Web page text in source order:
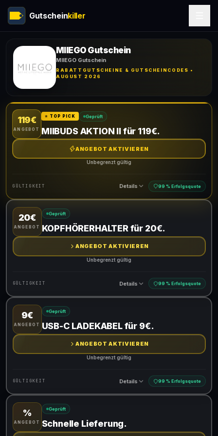
Gutscheinkiller
MIIEGO Gutschein
MIIEGO Gutschein
RABATTGUTSCHEINE & GUTSCHEINCODES •
AUGUST 2026
119€
ANGEBOT
⭐ TOP PICK Geprüft
MIIBUDS AKTION II für 119€.
ANGEBOT AKTIVIEREN
Unbegrenzt gültig
GÜLTIGKEIT Details 99 % Erfolgsquote
Gültig für teilnehmende Produkte
20€
ANGEBOT
Geprüft
KOPFHÖRERHALTER für 20€.
ANGEBOT AKTIVIEREN
Unbegrenzt gültig
GÜLTIGKEIT Details 99 % Erfolgsquote
Gültig für teilnehmende Produkte
9€
ANGEBOT
Geprüft
USB-C LADEKABEL für 9€.
ANGEBOT AKTIVIEREN
Unbegrenzt gültig
GÜLTIGKEIT Details 99 % Erfolgsquote
Gültig für teilnehmende Produkte
%
ANGEBOT
Geprüft
Schnelle Lieferung.